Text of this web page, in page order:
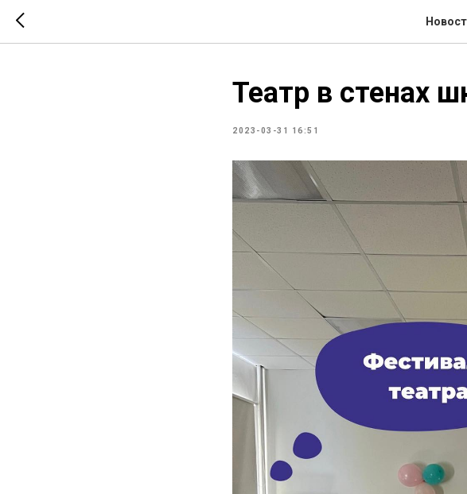
Театр в стенах
2023-03-31 16:51